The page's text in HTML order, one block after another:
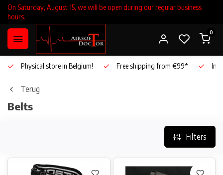
On Saturday, August 15, we will be open during our regular business
hours.
0
Physical store in Belgium! Free shipping from €99*
Terug
Belts
Filters